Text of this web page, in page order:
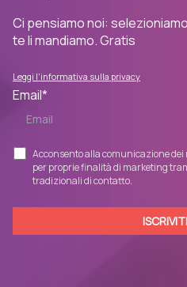
Ci pensiamo noi:
te li mandiamo. Gratis
Leggi l'informativa sulla privacy
Email*
Acconsento alla comunicazione dei
per proprie finalità di marketing
tradizionali di contatto.